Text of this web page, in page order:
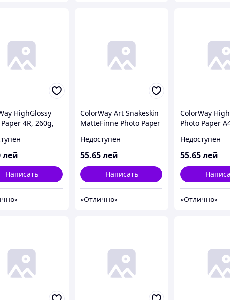
HighGlossy
4R, 260g,
лей
Написать
ColorWay Art Snakeskin
MatteFinne Photo Paper
(PMA220010PA4)
Недоступен
55.65лей
Написать
«Отлично»
ColorWay
Photo Paper
Недоступен
55.65лей
«Отлично»